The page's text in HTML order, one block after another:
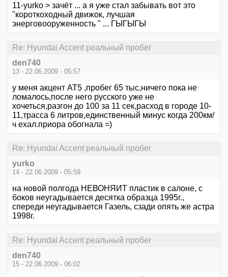
11-yurko > зачёт ... а я уже стал забывать вот это
"короткоходный движок, лучшая
энерговооруженность " ... ГЫГЫГЫ
Re: Hyundai Accent реальный пробег
den740
13 - 22.06.2009 - 05:57
у меня акцент АТ5 ,пробег 65 тыс,ничего пока не
ломалось,после него русского уже не
хочеться,разгон до 100 за 11 сек,расход в городе 10-
11,трасса 6 литров,единственный минус когда 200км/
ч ехал.приора обогнала =)
Re: Hyundai Accent реальный пробег
yurko
14 - 22.06.2009 - 05:59
на новой полгода НЕВОНЯИТ пластик в салоне, с
боков неугадывается десятка образца 1995г.,
спереди неугадывается Газель, сзади опять же астра
1998г.
Re: Hyundai Accent реальный пробег
den740
15 - 22.06.2009 - 06:02